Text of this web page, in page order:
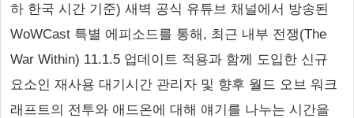
하 한국 시간 기준) 새벽 공식 유튜브 채널에서 방송된
WoWCast 특별 에피소드를 통해, 최근 내부 전쟁(The
War Within) 11.1.5 업데이트 적용과 함께 도입한 신규
요소인 재사용 대기시간 관리자 및 향후 월드 오브 워크
래프트의 전투와 애드온에 대해 얘기를 나누는 시간을